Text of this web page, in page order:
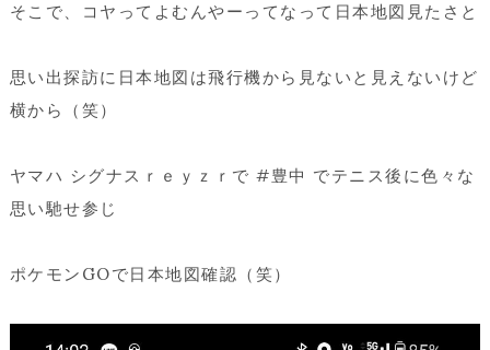
そこで、コヤってよむんやーってなって日本地図見たさと
思い出探訪に日本地図は飛行機から見ないと見えないけど
横から（笑）
ヤマハ シグナスｒｅｙｚｒで #豊中 でテニス後に色々な
思い馳せ参じ
ポケモンGOで日本地図確認（笑）